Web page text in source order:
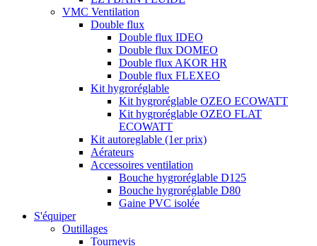
VMC Ventilation
Double flux
Double flux IDEO
Double flux DOMEO
Double flux AKOR HR
Double flux FLEXEO
Kit hygroréglable
Kit hygroréglable OZEO ECOWATT
Kit hygroréglable OZEO FLAT
ECOWATT
Kit autoreglable (1er prix)
Aérateurs
Accessoires ventilation
Bouche hygroréglable D125
Bouche hygroréglable D80
Gaine PVC isolée
S'équiper
Outillages
Tournevis